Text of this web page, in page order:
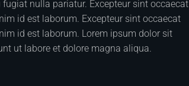
nulla pariatur. Excepteur sint occaecat
id est laborum. Excepteur sint occaecat
id est laborum. Lorem ipsum dolor sit
ut labore et dolore magna aliqua.